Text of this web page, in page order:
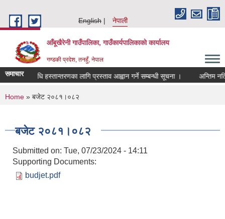
English
नेपाली
आँबूखैरेनी गाउँपालिका, गाउँकार्यपालिकाकाे कार्यालय
गण्डकी प्रदेश, तनहुँ, नेपाल
समाचारप्रविधि हस्तान्तरणका लागि प्रस्ताव आह्वान गर्ने सम्बन्धी सूचना । अन्तिम
You are here
Home » बजेट २०८१।०८२
बजेट २०८१।०८२
Submitted on: Tue, 07/23/2024 - 14:11
Supporting Documents:
budjet.pdf